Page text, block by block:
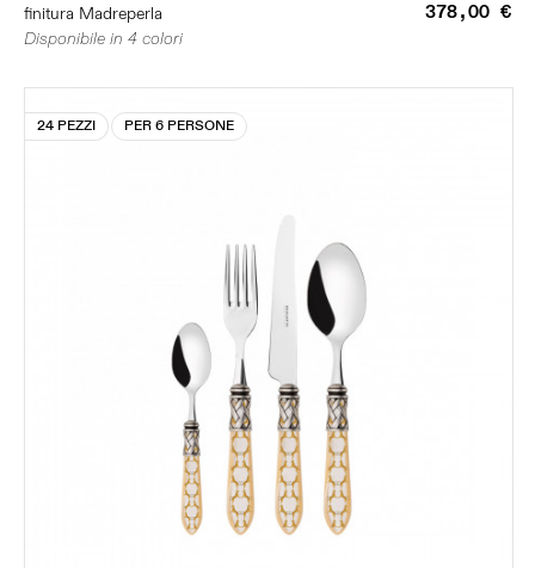
finitura Madreperla
378,00 €
Disponibile in 4 colori
24 PEZZI PER 6 PERSONE